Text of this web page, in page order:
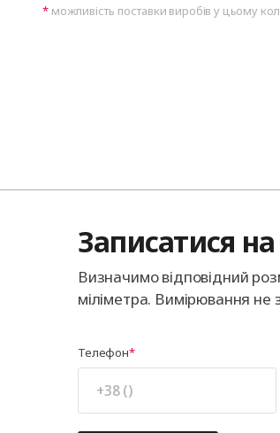
можливість поставки виробів у цьому
Записатися на
Визначимо відповідний
міліметра. Вимірювання не
Телефон